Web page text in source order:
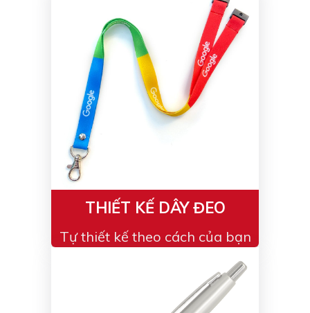
THIẾT KẾ DÂY ĐEO
Tự thiết kế theo cách của bạn